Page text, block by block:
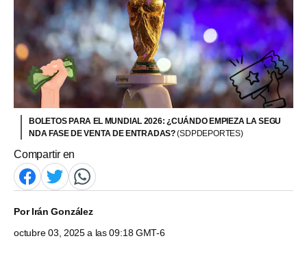
BOLETOS PARA EL MUNDIAL 2026: ¿CUÁNDO EMPIEZA LA SEGU
NDA FASE DE VENTA DE ENTRADAS?(SDPDEPORTES)
Compartir en
PorIrán González
octubre 03, 2025 a las 09:18 GMT-6